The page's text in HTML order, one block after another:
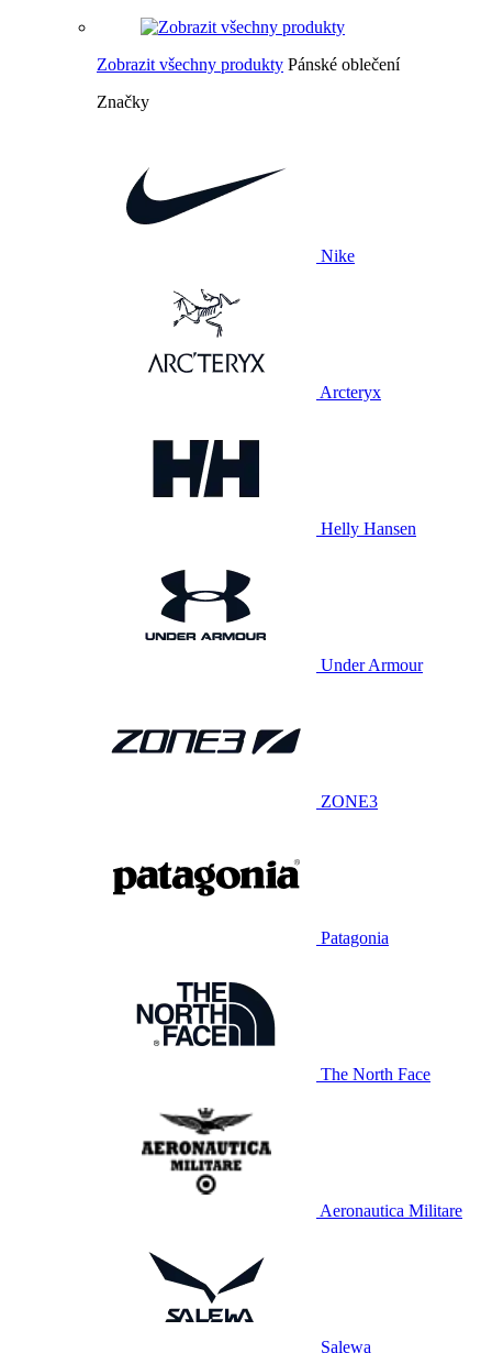
Zobrazit všechny produkty Pánské oblečení
Značky
Nike
Arcteryx
Helly Hansen
Under Armour
ZONE3
Patagonia
The North Face
Aeronautica Militare
Salewa